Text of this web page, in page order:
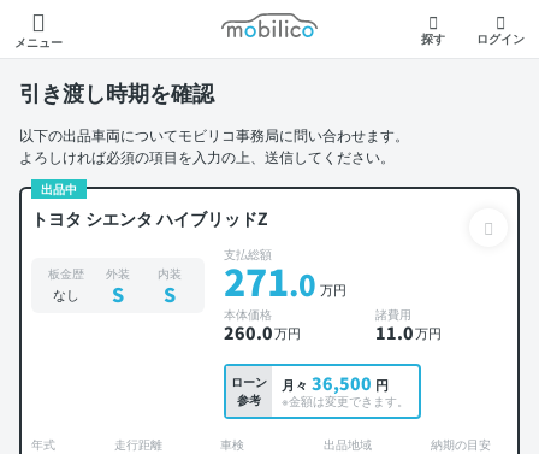
メニュー
モビリコ
探す ログイン
引き渡し時期を確認
以下の出品車両についてモビリコ事務局に問い合わせます。
よろしければ必須の項目を入力の上、送信してください。
出品中
トヨタ シエンタ ハイブリッドZ
板金歴
なし
外装
S
内装
S
支払総額
271.0 万円
本体価格
260.0万円
諸費用
11.0万円
ローン
参考
月々 36,500 円
※金額は変更できます。
年式 走行距離 車検 出品地域 納期の目安